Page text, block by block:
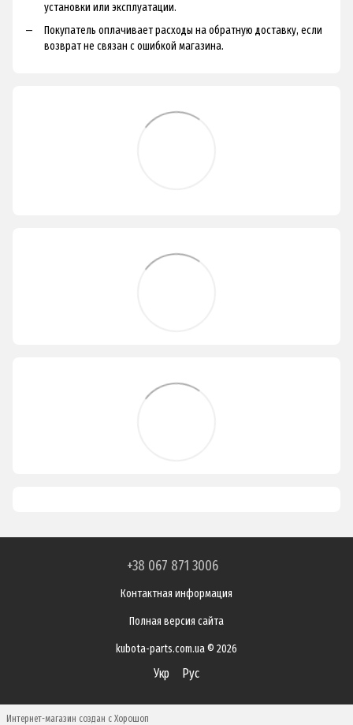
установки или эксплуатации.
Покупатель оплачивает расходы на обратную доставку, если
возврат не связан с ошибкой магазина.
+38 067 871 3006
Контактная информация
Полная версия сайта
kubota-parts.com.ua © 2026
Укр Рус
Интернет-магазин создан с Хорошоп